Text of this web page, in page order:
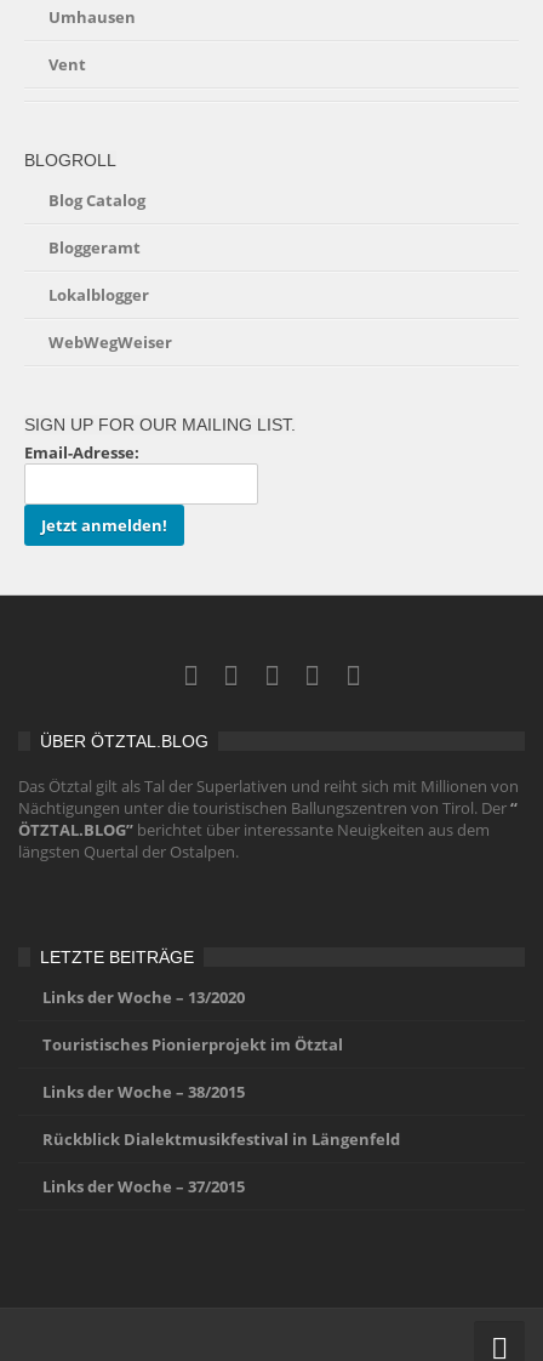
Umhausen
Vent
BLOGROLL
Blog Catalog
Bloggeramt
Lokalblogger
WebWegWeiser
SIGN UP FOR OUR MAILING LIST.
Email-Adresse:
ÜBER ÖTZTAL.BLOG
Das Ötztal gilt als Tal der Superlativen und reiht sich mit Millionen von
Nächtigungen unter die touristischen Ballungszentren von Tirol. Der“
ÖTZTAL.BLOG” berichtet über interessante Neuigkeiten aus dem
längsten Quertal der Ostalpen.
LETZTE BEITRÄGE
Links der Woche – 13/2020
Touristisches Pionierprojekt im Ötztal
Links der Woche – 38/2015
Rückblick Dialektmusikfestival in Längenfeld
Links der Woche – 37/2015